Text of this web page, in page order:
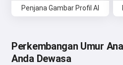
Penjana Gambar Profil AI
Perkembangan Umur
Anda Dewasa